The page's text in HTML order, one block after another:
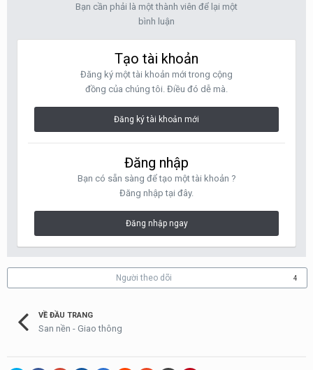
Bạn cần phải là một thành viên để lại một
bình luận
Tạo tài khoản
Đăng ký một tài khoản mới trong cộng
đồng của chúng tôi. Điều đó dễ mà.
Đăng ký tài khoản mới
Đăng nhập
Bạn có sẵn sàng để tạo một tài khoản ?
Đăng nhập tại đây.
Đăng nhập ngay
Người theo dõi 4
VỀ ĐẦU TRANG
San nền - Giao thông